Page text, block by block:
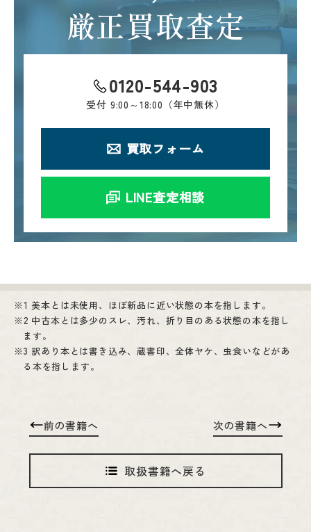
厳正買取査定
0120-544-903
受付 9:00～18:00（年中無休）
買取フォーム
LINE査定相談
1 美本とは未使用、ほぼ新品に近い状態の本を指します。
2 中古本とは多少のスレ、汚れ、折り目のある状態の本を指し
ます。
3 訳あり本とは書き込み、蔵書印、全体ヤケ、虫食いなどがあ
る本を指します。
前の書籍へ
取扱書籍へ戻る
次の書籍へ